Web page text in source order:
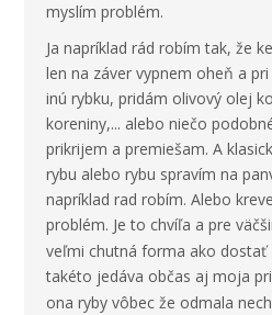
myslím problém.
Ja napríklad rád robím tak, že
len na záver vypnem oheň a
inú rybku, pridám olivový olej
koreniny,... alebo niečo
prikrijem a premiešam. A
rybu alebo rybu spravím na
napríklad rad robím. Alebo
problém. Je to chvíľa a pre
veľmi chutná forma ako dostať
takéto jedáva občas aj moja
ona ryby vôbec že odmala